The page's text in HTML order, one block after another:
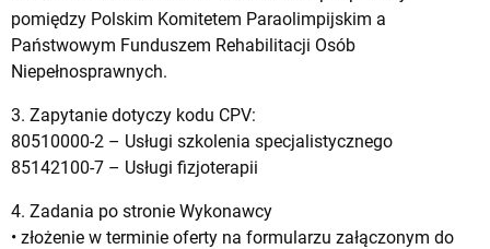
pomiędzy Polskim Komitetem Paraolimpijskim a
Państwowym Funduszem Rehabilitacji Osób
Niepełnosprawnych.
3. Zapytanie dotyczy kodu CPV:
80510000-2 – Usługi szkolenia specjalistycznego
85142100-7 – Usługi fizjoterapii
4. Zadania po stronie Wykonawcy
• złożenie w terminie oferty na formularzu załączonym do